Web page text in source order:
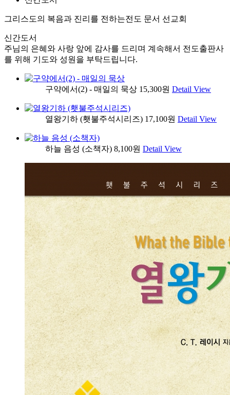
그리스도의 복음과 진리를 전하는전도 문서 선교회
신간도서
주님의 은혜와 사랑 앞에 감사를 드리며 계속해서 전도출판사
를 위해 기도와 성원을 부탁드립니다.
구약에서(2) - 매일의 묵상 15,300원 Detail View
열왕기하 (횃불주석시리즈) 17,100원 Detail View
하늘 음성 (소책자) 8,100원 Detail View